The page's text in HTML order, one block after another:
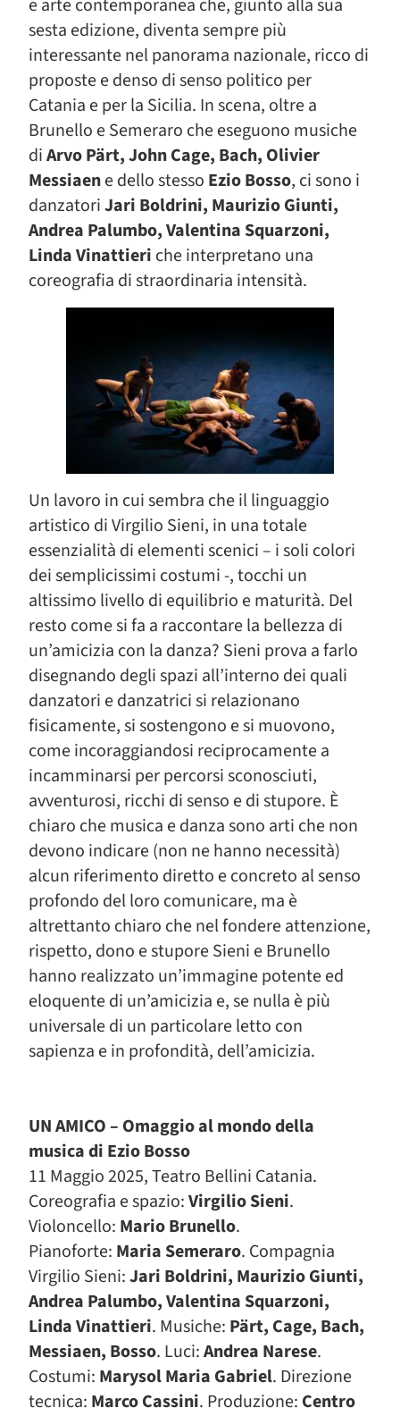
e arte contemporanea che, giunto alla sua
sesta edizione, diventa sempre più
interessante nel panorama nazionale, ricco di
proposte e denso di senso politico per
Catania e per la Sicilia. In scena, oltre a
Brunello e Semeraro che eseguono musiche
diArvo Pärt, John Cage, Bach, Olivier
Messiaene dello stesso Ezio Bosso, ci sono i
danzatoriJari Boldrini, Maurizio Giunti,
Andrea Palumbo, Valentina Squarzoni,
Linda Vinattieri che interpretano una
coreografia di straordinaria intensità.
Un lavoro in cui sembra che il linguaggio
artistico di Virgilio Sieni, in una totale
essenzialità di elementi scenici – i soli colori
dei semplicissimi costumi -, tocchi un
altissimo livello di equilibrio e maturità. Del
resto come si fa a raccontare la bellezza di
un’amicizia con la danza? Sieni prova a farlo
disegnando degli spazi all’interno dei quali
danzatori e danzatrici si relazionano
fisicamente, si sostengono e si muovono,
come incoraggiandosi reciprocamente a
incamminarsi per percorsi sconosciuti,
avventurosi, ricchi di senso e di stupore. È
chiaro che musica e danza sono arti che non
devono indicare (non ne hanno necessità)
alcun riferimento diretto e concreto al senso
profondo del loro comunicare, ma è
altrettanto chiaro che nel fondere attenzione,
rispetto, dono e stupore Sieni e Brunello
hanno realizzato un’immagine potente ed
eloquente di un’amicizia e, se nulla è più
universale di un particolare letto con
sapienza e in profondità, dell’amicizia.
UN AMICO – Omaggio al mondo della
musica di Ezio Bosso
11 Maggio 2025, Teatro Bellini Catania.
Coreografia e spazio:Virgilio Sieni.
Violoncello: Mario Brunello.
Pianoforte: Maria Semeraro. Compagnia
Virgilio Sieni:Jari Boldrini, Maurizio Giunti,
Andrea Palumbo, Valentina Squarzoni,
Linda Vinattieri. Musiche: Pärt, Cage, Bach,
Messiaen, Bosso. Luci:Andrea Narese.
Costumi: Marysol Maria Gabriel. Direzione
tecnica: Marco Cassini. Produzione: Centro